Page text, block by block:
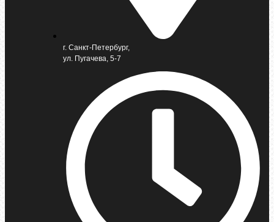
г. Санкт-Петербург,
ул. Пугачева, 5-7